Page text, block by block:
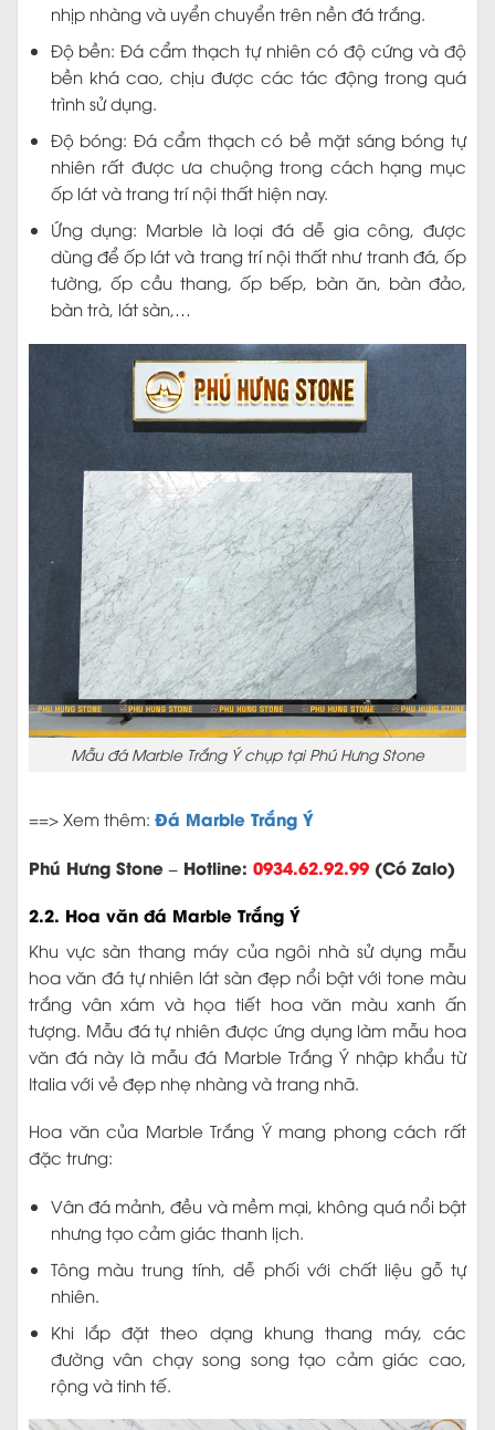
nhịp nhàng và uyển chuyển trên nền đá trắng.
Độ bền: Đá cẩm thạch tự nhiên có độ cứng và độ
bền khá cao, chịu được các tác động trong quá
trình sử dụng.
Độ bóng: Đá cẩm thạch có bề mặt sáng bóng tự
nhiên rất được ưa chuộng trong cách hạng mục
ốp lát và trang trí nội thất hiện nay.
Ứng dụng: Marble là loại đá dễ gia công, được
dùng để ốp lát và trang trí nội thất như tranh đá, ốp
tường, ốp cầu thang, ốp bếp, bàn ăn, bàn đảo,
bàn trà, lát sàn,…
Mẫu đá Marble Trắng Ý chụp tại Phú Hưng Stone
==> Xem thêm: Đá Marble Trắng Ý
Phú Hưng Stone – Hotline: 0934.62.92.99 (Có Zalo)
2.2. Hoa văn đá Marble Trắng Ý
Khu vực sàn thang máy của ngôi nhà sử dụng mẫu
hoa văn đá tự nhiên lát sàn đẹp nổi bật với tone màu
trắng vân xám và họa tiết hoa văn màu xanh ấn
tượng. Mẫu đá tự nhiên được ứng dụng làm mẫu hoa
văn đá này là mẫu đá Marble Trắng Ý nhập khẩu từ
Italia với vẻ đẹp nhẹ nhàng và trang nhã.
Hoa văn của Marble Trắng Ý mang phong cách rất
đặc trưng:
Vân đá mảnh, đều và mềm mại, không quá nổi bật
nhưng tạo cảm giác thanh lịch.
Tông màu trung tính, dễ phối với chất liệu gỗ tự
nhiên.
Khi lắp đặt theo dạng khung thang máy, các
đường vân chạy song song tạo cảm giác cao,
rộng và tinh tế.